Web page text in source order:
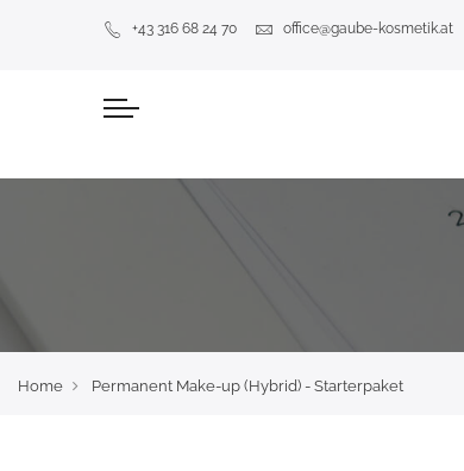
+43 316 68 24 70 office@gaube-kosmetik.at
Home Permanent Make-up (Hybrid) - Starterpaket